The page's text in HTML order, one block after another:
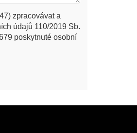
zpracovávat a
údajů 110/2019 Sb.
poskytnuté osobní